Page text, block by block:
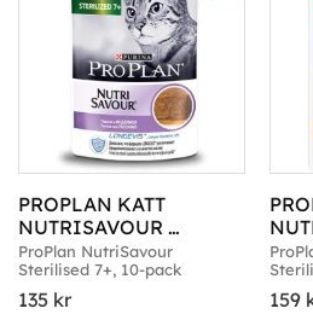
PROPLAN KATT
NUTRISAVOUR
STERILISED 7+ 10-P
ProPlan NutriSavour
Sterilised 7+, 10-pack
135 kr
10-P
159